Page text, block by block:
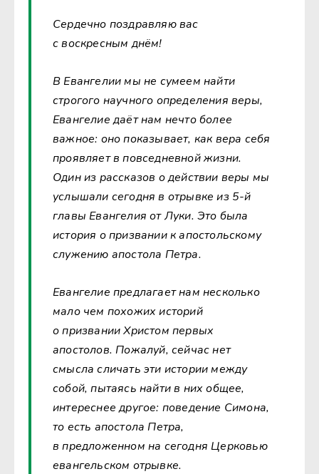
Сердечно поздравляю вас
с воскресным днём!
В Евангелии мы не сумеем найти
строгого научного определения веры,
Евангелие даёт нам нечто более
важное: оно показывает, как вера себя
проявляет в повседневной жизни.
Один из рассказов о действии веры мы
услышали сегодня в отрывке из 5-й
главы Евангелия от Луки. Это была
история о призвании к апостольскому
служению апостола Петра.
Евангелие предлагает нам несколько
мало чем похожих историй
о призвании Христом первых
апостолов. Пожалуй, сейчас нет
смысла сличать эти истории между
собой, пытаясь найти в них общее,
интереснее другое: поведение Симона,
то есть апостола Петра,
в предложенном на сегодня Церковью
евангельском отрывке.